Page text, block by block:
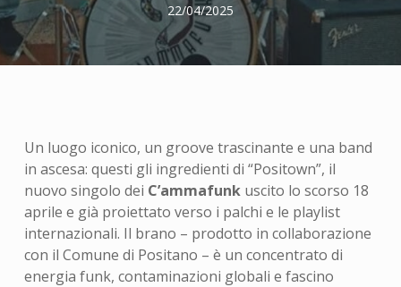
22/04/2025
Un luogo iconico, un groove trascinante e una band
in ascesa: questi gli ingredienti di “Positown”, il
nuovo singolo dei C’ammafunk uscito lo scorso 18
aprile e già proiettato verso i palchi e le playlist
internazionali. Il brano – prodotto in collaborazione
con il Comune di Positano – è un concentrato di
energia funk, contaminazioni globali e fascino